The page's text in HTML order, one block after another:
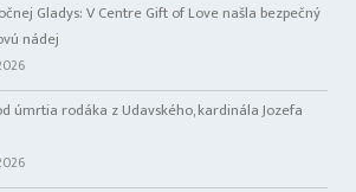
Gladys: V Centre Gift of Love našla bezpečný
nádej
úmrtia rodáka z Udavského, kardinála Jozefa